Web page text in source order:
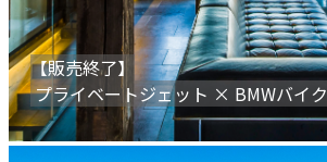
【販売終了】
プライベートジェット × BMWバイク